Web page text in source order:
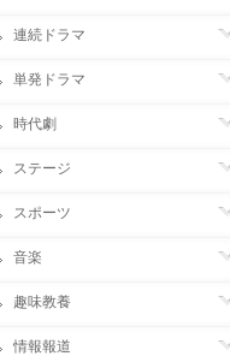
連続ドラマ
単発ドラマ
時代劇
ステージ
スポーツ
音楽
趣味教養
情報報道